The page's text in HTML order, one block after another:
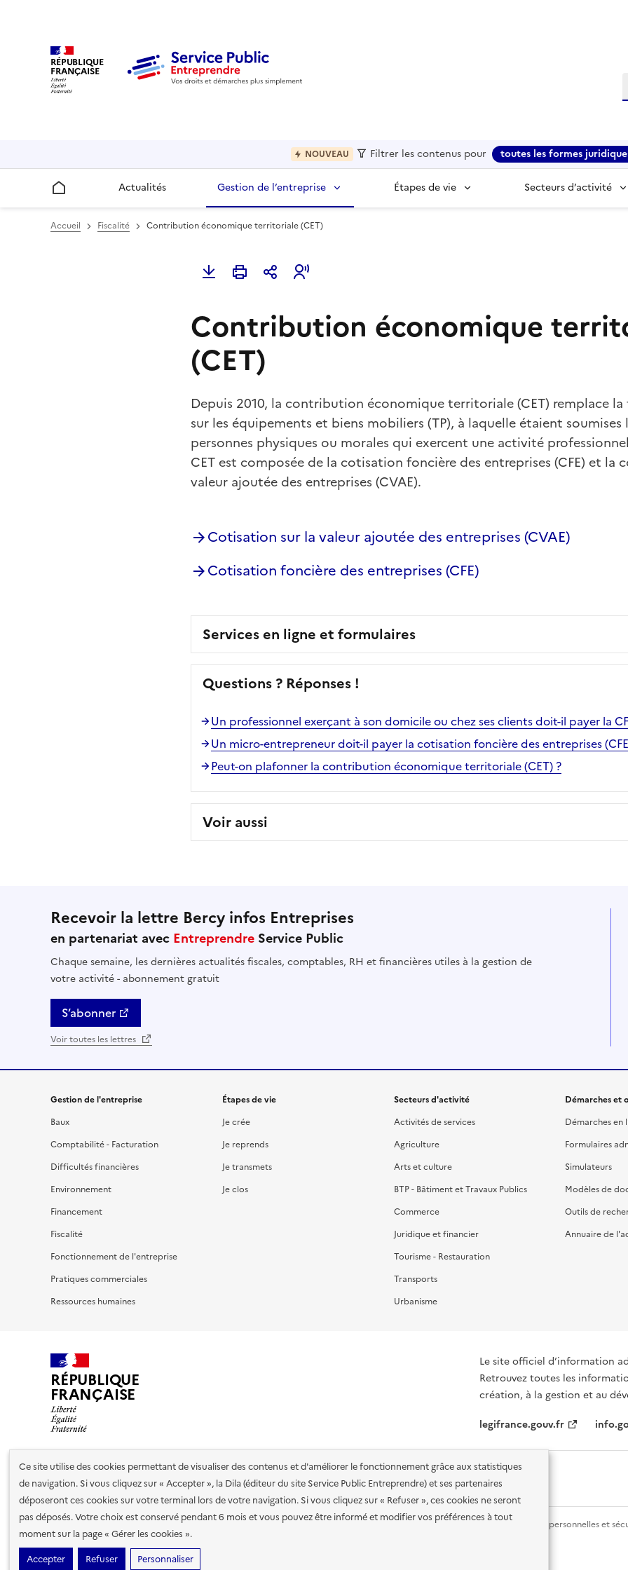
Ce site utilise des cookies permettant de visualiser des contenus et d'améliorer le fonctionnement grâce aux statistiques
de navigation. Si vous cliquez sur « Accepter », la Dila (éditeur du site Service Public Entreprendre) et ses partenaires
déposeront ces cookies sur votre terminal lors de votre navigation. Si vous cliquez sur « Refuser », ces cookies ne seront
pas déposés. Votre choix est conservé pendant 6 mois et vous pouvez être informé et modifier vos préférences à tout
moment sur la page « Gérer les cookies ».
Accepter
Refuser Personnaliser
RÉPUBLIQUE
FRANÇAISE
NOUVEAU Filtrer les contenus pour toutes les formes
Accueil Actualités Gestion de l’entreprise Étapes de vie Secteurs d’activité
Accueil Fiscalité Contribution économique territoriale (CET)
Contribution économique
(CET)
Depuis 2010, la contribution économique territoriale (CET) remplace
sur les équipements et biens mobiliers (TP), à laquelle étaient soumises
personnes physiques ou morales qui exercent une activité
CET est composée de la cotisation foncière des entreprises (CFE) et la
valeur ajoutée des entreprises (CVAE).
Cotisation sur la valeur ajoutée des entreprises (CVAE)
Cotisation foncière des entreprises (CFE)
Services en ligne et formulaires
Questions ? Réponses !
Un professionnel exerçant à son domicile ou chez ses clients doit-il payer la
Un micro-entrepreneur doit-il payer la cotisation foncière des entreprises
Peut-on plafonner la contribution économique territoriale (CET) ?
Voir aussi
Recevoir la lettre Bercy infos Entreprises
en partenariat avec Entreprendre Service Public
Chaque semaine, les dernières actualités fiscales, comptables, RH et financières utiles à la gestion de
votre activité - abonnement gratuit
S’abonner
Voir toutes les lettres
Gestion de l'entreprise
Baux
Comptabilité - Facturation
Difficultés financières
Environnement
Financement
Fiscalité
Fonctionnement de l'entreprise
Pratiques commerciales
Ressources humaines
Étapes de vie
Je crée
Je reprends
Je transmets
Je clos
Secteurs d'activité
Activités de services
Agriculture
Arts et culture
BTP - Bâtiment et Travaux Publics
Commerce
Juridique et financier
Tourisme - Restauration
Transports
Urbanisme
Démarches et
Démarches en
Formulaires
Simulateurs
Modèles de
Outils de
Annuaire de
RÉPUBLIQUE
FRANÇAISE
Le site officiel d’information
Retrouvez toutes les
création, à la gestion et au
legifrance.gouv.fr
Nos partenaires
Plan du site Accessibilité : totalement conforme Accessibilité des services en ligne Mentions légales Données personnelles et
cookies
Paramètres d'affichage